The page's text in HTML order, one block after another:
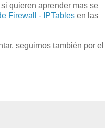
quieren aprender mas se
Firewall - IPTables en las
seguirnos también por el